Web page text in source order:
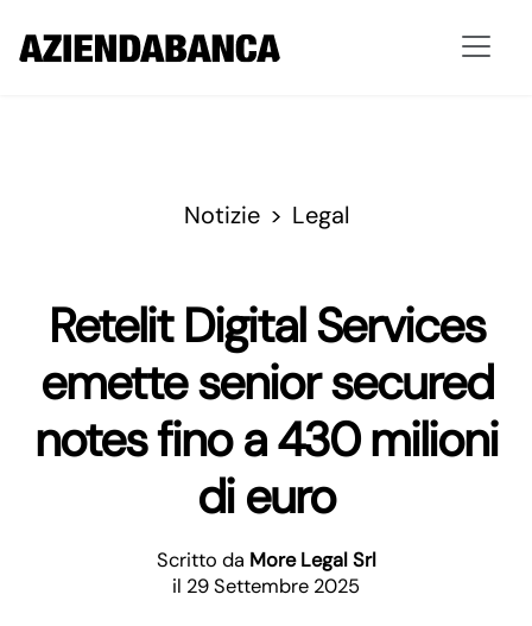
Notizie Legal
Retelit Digital Services
emette senior secured
notes fino a 430 milioni
di euro
Scritto da More Legal Srl
il 29 Settembre 2025